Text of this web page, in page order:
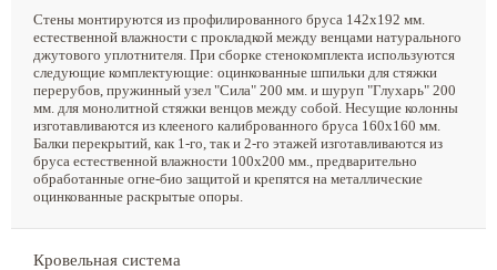
Стены монтируются из профилированного бруса 142х192 мм.
естественной влажности с прокладкой между венцами натурального
джутового уплотнителя. При сборке стенокомплекта используются
следующие комплектующие: оцинкованные шпильки для стяжки
перерубов, пружинный узел "Сила" 200 мм. и шуруп "Глухарь" 200
мм. для монолитной стяжки венцов между собой. Несущие колонны
изготавливаются из клееного калиброванного бруса 160х160 мм.
Балки перекрытий, как 1-го, так и 2-го этажей изготавливаются из
бруса естественной влажности 100х200 мм., предварительно
обработанные огне-био защитой и крепятся на металлические
оцинкованные раскрытые опоры.
Кровельная система